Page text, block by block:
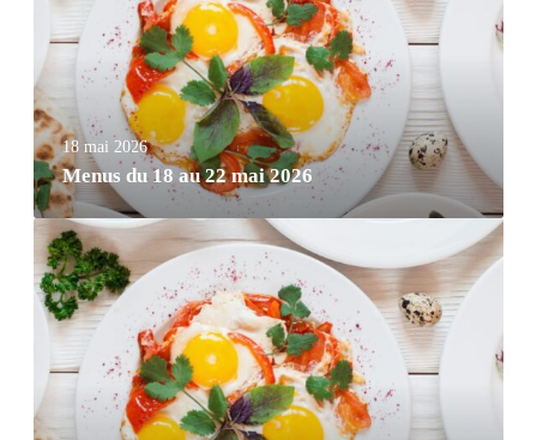
18 mai 2026
Menus du 18 au 22 mai 2026